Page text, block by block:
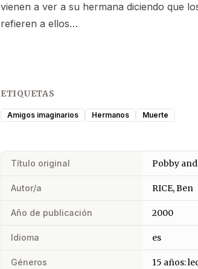
vienen a ver a su hermana diciendo que
refieren a ellos…
ETIQUETAS
Amigos imaginarios Hermanos Muerte
Título original Pobby
Autor/a RICE, Ben
Año de publicación 2000
Idioma es
Géneros 15 años: